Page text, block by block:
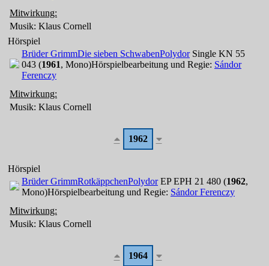
Mitwirkung:
Musik: Klaus Cornell
Hörspiel
Brüder GrimmDie sieben SchwabenPolydorSingle KN 55
043 (1961, Mono)Hörspielbearbeitung und Regie: Sándor
Ferenczy
Mitwirkung:
Musik: Klaus Cornell
1962
Hörspiel
Brüder GrimmRotkäppchenPolydorEP EPH 21 480 (1962,
Mono)Hörspielbearbeitung und Regie: Sándor Ferenczy
Mitwirkung:
Musik: Klaus Cornell
1964